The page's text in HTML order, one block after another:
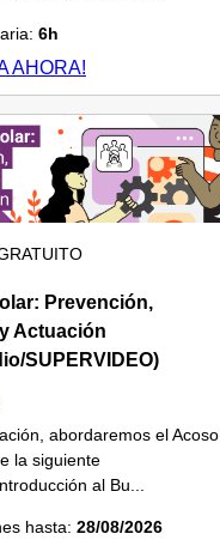
6h
AHORA!
Prevención,
Actuación
SUPERVIDEO)
abordaremos el Acoso
la siguiente
al Bu...
hasta: 28/08/2026